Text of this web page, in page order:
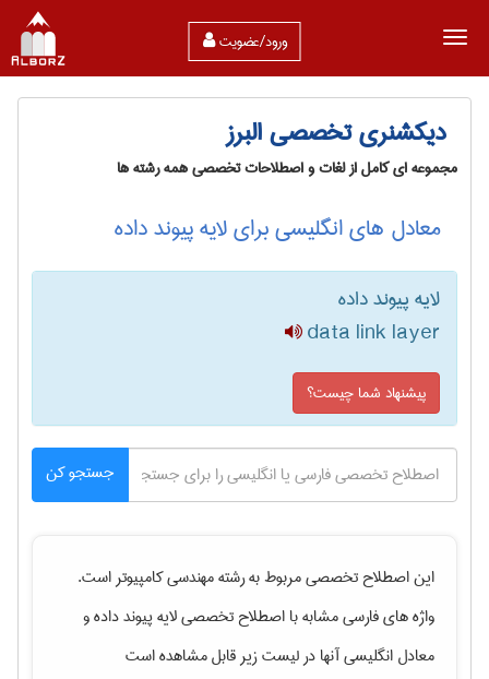
ورود/عضویت
دیکشنری تخصصی البرز
مجموعه ای کامل از لغات و اصطلاحات تخصصی همه رشته ها
معادل های انگلیسی برای لایه پیوند داده
لایه پیوند داده
data link layer
پیشنهاد شما چیست؟
جستجو کن
این اصطلاح تخصصی مربوط به رشتهمهندسی كامپيوتراست.
واژه های فارسی مشابه با اصطلاح تخصصیلایه پیوند دادهو
معادل انگلیسی آنها در لیست زیر قابل مشاهده است